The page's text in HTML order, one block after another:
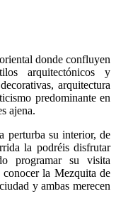
donde confluyen
arquitectónicos y
arquitectura
predominante en
ajena.
perturba su interior, de
la podréis disfrutar
programar su visita
la Mezquita de
y ambas merecen